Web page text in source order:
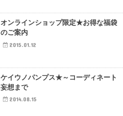
オンラインショップ限定★お得な福袋
のご案内
2015.01.12
ケイウノパンプス★～コーディネート
妄想まで
2014.08.15